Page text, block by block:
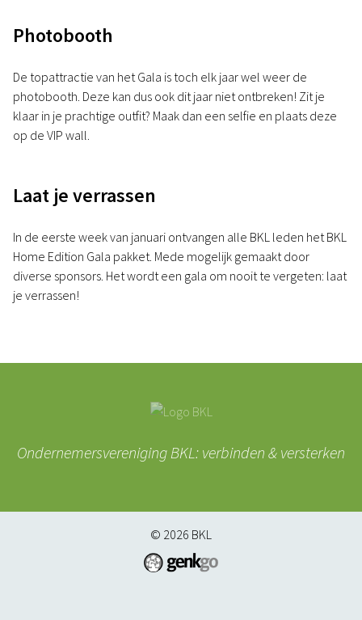
Photobooth
De topattractie van het Gala is toch elk jaar wel weer de
photobooth. Deze kan dus ook dit jaar niet ontbreken! Zit je
klaar in je prachtige outfit? Maak dan een selfie en plaats deze
op de VIP wall.
Laat je verrassen
In de eerste week van januari ontvangen alle BKL leden het BKL
Home Edition Gala pakket. Mede mogelijk gemaakt door
diverse sponsors. Het wordt een gala om nooit te vergeten: laat
je verrassen!
Ondernemersvereniging BKL: verbinden & versterken
© 2026 BKL